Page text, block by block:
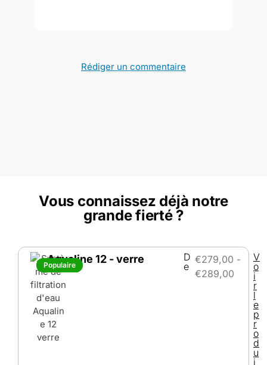
Rédiger un commentaire
Vous connaissez déjà notre
grande fierté ?
Populaire
Populaire
Aqualine 12 - verre
D
e
€279,00 -
€289,00
V
o
i
r
l
e
p
r
o
d
u
i